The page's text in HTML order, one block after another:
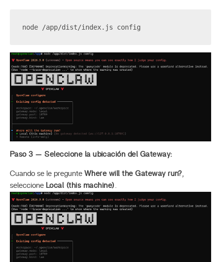
node /app/dist/index.js config
Paso 3 — Seleccione la ubicación del Gateway:
Cuando se le pregunte Where will the Gateway run?,
seleccione Local (this machine)